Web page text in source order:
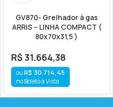
GV870- Grelhador à gas
ARRIS – LINHA COMPACT (
80x70x31,5 )
R$31.664,38
R$ 30.714,45
no Boleto à Vista